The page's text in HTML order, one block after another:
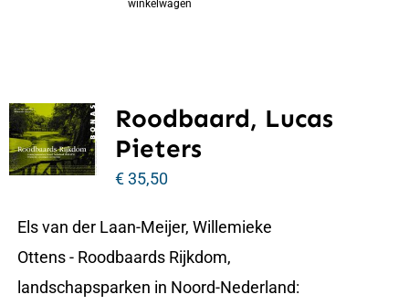
winkelwagen
Roodbaard, Lucas
Pieters
€35,50
Els van der Laan-Meijer, Willemieke
Ottens - Roodbaards Rijkdom,
landschapsparken in Noord-Nederland: